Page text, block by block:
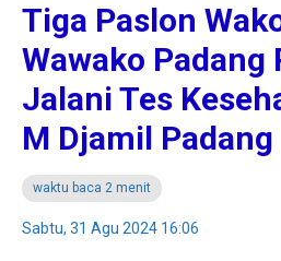
Tiga Paslon
Wawako Padang
Jalani Tes
M Djamil Padang
waktu baca 2 menit
Sabtu, 31 Agu 2024 16:06